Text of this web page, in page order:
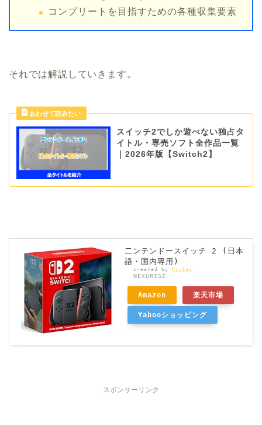
コンプリートを目指すための各種収集要素
それでは解説していきます。
スイッチ2でしか遊べない独占タ
イトル・専売ソフト全作品一覧
｜2026年版【Switch2】
二ンテンドースイッチ 2 (日本
語・国内専用)
created by Rinker
NEXURISE
Amazon 楽天市場
Yahooショッピング
スポンサーリンク